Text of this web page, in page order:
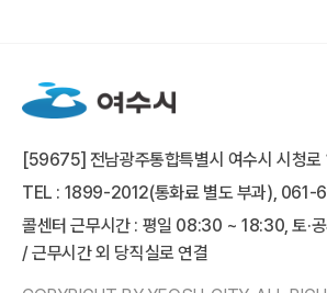
[59675] 전남광주통합특별시 여수시 시청로
TEL : 1899-2012(통화료 별도 부과), 061-
콜센터 근무시간 : 평일 08:30 ~ 18:30, 토·
/ 근무시간 외 당직실로 연결